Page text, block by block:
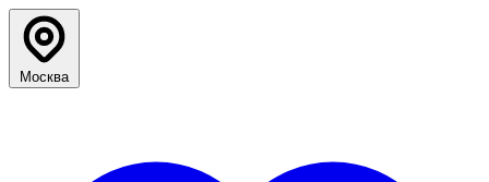
Москва